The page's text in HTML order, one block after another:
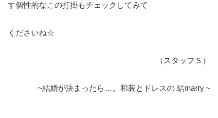
す個性的なこの打掛もチェックしてみて
くださいね☆
（スタッフＳ）
~結婚が決まったら…。和装とドレスの 結marry ~